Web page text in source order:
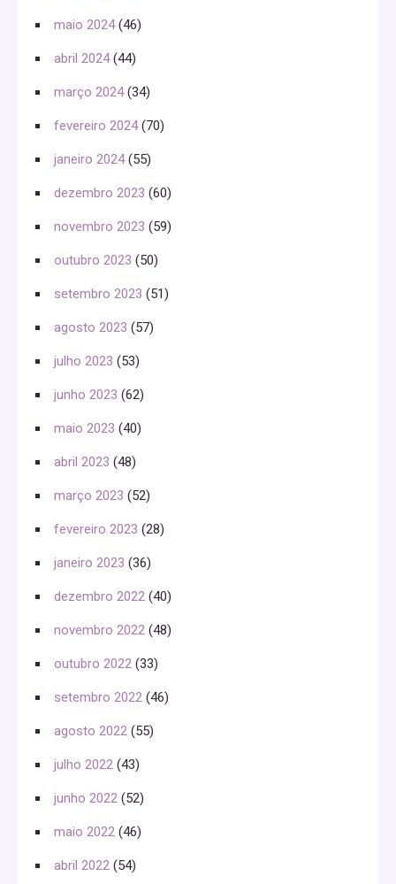
maio 2024(46)
abril 2024(44)
março 2024(34)
fevereiro 2024(70)
janeiro 2024(55)
dezembro 2023 (60)
novembro 2023 (59)
outubro 2023 (50)
setembro 2023 (51)
agosto 2023 (57)
julho 2023 (53)
junho 2023 (62)
maio 2023 (40)
abril 2023 (48)
março 2023 (52)
fevereiro 2023 (28)
janeiro 2023 (36)
dezembro 2022 (40)
novembro 2022 (48)
outubro 2022 (33)
setembro 2022 (46)
agosto 2022 (55)
julho 2022 (43)
junho 2022 (52)
maio 2022 (46)
abril 2022 (54)